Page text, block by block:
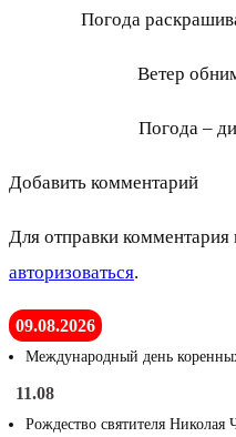
Погода
Ветер
Погода –
Добавить комментарий
Для отправки
авторизоваться.
09.08.2026
Международный день
11.08
Рождество святителя Николая